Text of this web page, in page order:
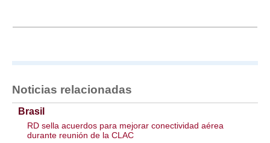
Noticias relacionadas
Brasil
RD sella acuerdos para mejorar conectividad aérea
durante reunión de la CLAC